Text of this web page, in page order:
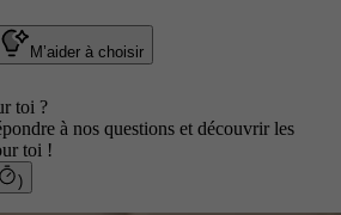
M’aider à choisir
toi ?
à nos questions et découvrir les
toi !
)